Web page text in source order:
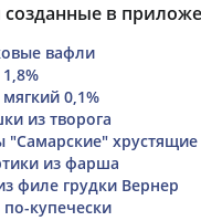
в
вафли
0,1%
из творога
"Самарские"
из фарша
филе грудки Вернер
по-купечески